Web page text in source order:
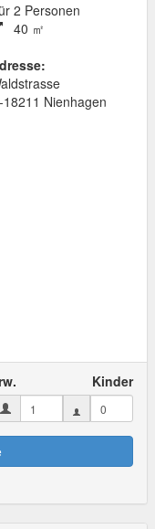
2 Personen
40 ㎡
18211 Nienhagen
Kinder